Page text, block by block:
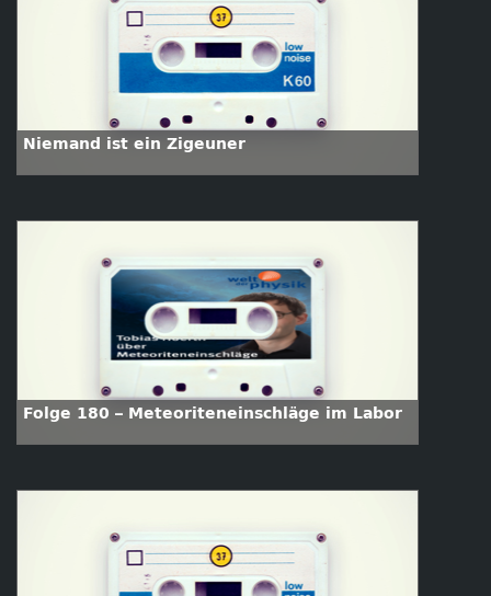
Niemand ist ein Zigeuner
Folge 180 – Meteoriteneinschläge im Labor